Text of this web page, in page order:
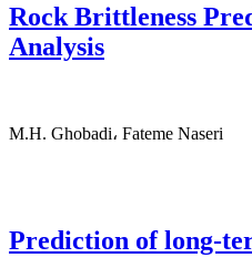
Rock Brittleness
Analysis
M.H. Ghobadi، Fateme Naseri
Prediction of long-